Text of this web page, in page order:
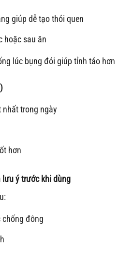
giúp dễ tạo thói quen
hoặc sau ăn
lúc bụng đói giúp tỉnh táo hơn
nhất trong ngày
hơn
ý trước khi dùng
đông